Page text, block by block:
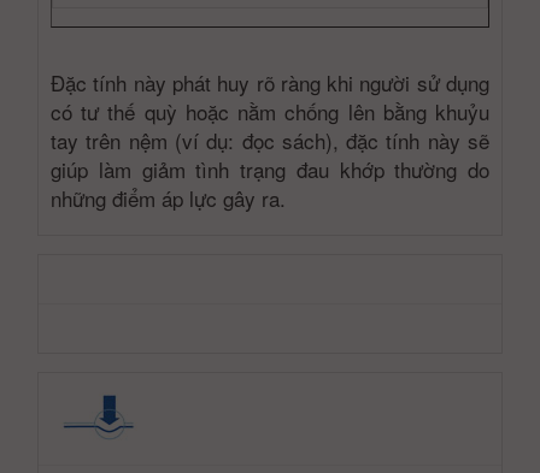
Đặc tính này phát huy rõ ràng khi người sử dụng
có tư thế quỳ hoặc nằm chống lên bằng khuỷu
tay trên nệm (ví dụ: đọc sách), đặc tính này sẽ
giúp làm giảm tình trạng đau khớp thường do
những điểm áp lực gây ra.